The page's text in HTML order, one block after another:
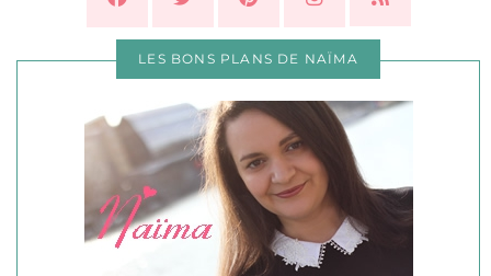
LES BONS PLANS DE NAÏMA